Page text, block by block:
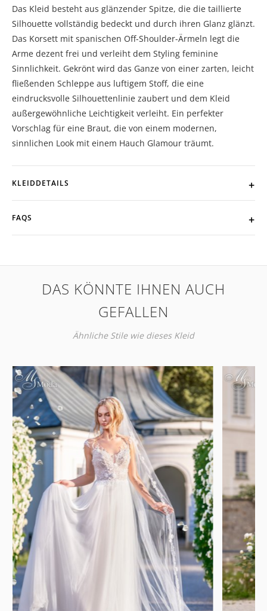
Das Kleid besteht aus glänzender Spitze, die die taillierte
Silhouette vollständig bedeckt und durch ihren Glanz glänzt.
Das Korsett mit spanischen Off-Shoulder-Ärmeln legt die
Arme dezent frei und verleiht dem Styling feminine
Sinnlichkeit. Gekrönt wird das Ganze von einer zarten, leicht
fließenden Schleppe aus luftigem Stoff, die eine
eindrucksvolle Silhouettenlinie zaubert und dem Kleid
außergewöhnliche Leichtigkeit verleiht. Ein perfekter
Vorschlag für eine Braut, die von einem modernen,
sinnlichen Look mit einem Hauch Glamour träumt.
KLEIDDETAILS
FAQS
DAS KÖNNTE IHNEN AUCH
GEFALLEN
Ähnliche Stile wie dieses Kleid